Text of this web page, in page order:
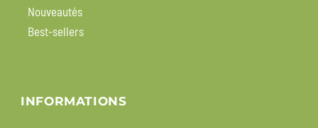
Nouveautés
Best-sellers
INFORMATIONS